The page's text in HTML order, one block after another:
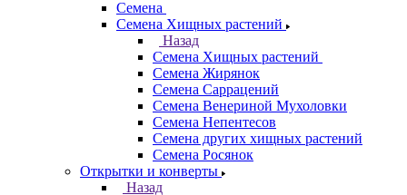
Семена
Семена Хищных растений
Назад
Семена Хищных растений
Семена Жирянок
Семена Саррацений
Семена Венериной Мухоловки
Семена Непентесов
Семена других хищных растений
Семена Росянок
Открытки и конверты
Назад